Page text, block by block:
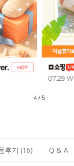
5/5
후기 (16) Q & A